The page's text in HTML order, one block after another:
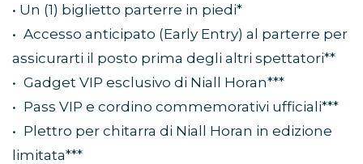
• Un (1) biglietto parterre in piedi*
• Accesso anticipato (Early Entry) al parterre per
assicurarti il posto prima degli altri spettatori**
• Gadget VIP esclusivo di Niall Horan***
• Pass VIP e cordino commemorativi ufficiali***
• Plettro per chitarra di Niall Horan in edizione
limitata***